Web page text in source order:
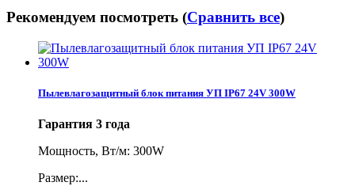
Рекомендуем посмотреть (Сравнить все)
Пылевлагозащитный блок питания УП IP67 24V 300W
Гарантия 3 года
Мощность, Вт/м: 300W
Размер:...